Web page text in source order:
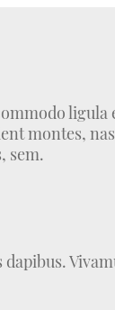
ligula
montes,
sem.